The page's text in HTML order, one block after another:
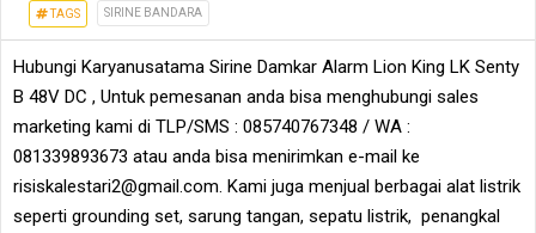
TAGS SIRINE BANDARA
Hubungi Karyanusatama Sirine Damkar Alarm Lion King LK Senty
B 48V DC , Untuk pemesanan anda bisa menghubungi sales
marketing kami di TLP/SMS : 085740767348 / WA :
081339893673 atau anda bisa menirimkan e-mail ke
risiskalestari2@gmail.com. Kami juga menjual berbagai alat listrik
seperti grounding set, sarung tangan, sepatu listrik, penangkal